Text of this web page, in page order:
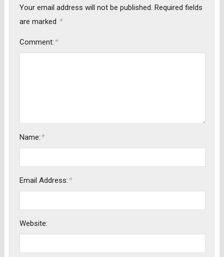
Your email address will not be published. Required fields
are marked *
Comment:*
Name:*
Email Address:*
Website: